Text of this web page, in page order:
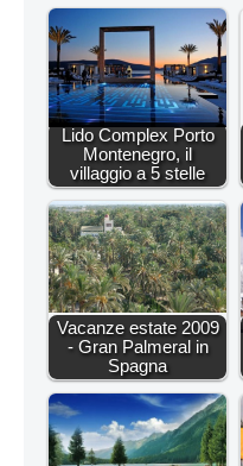
Lido Complex Porto
Montenegro, il
villaggio a 5 stelle
Vacanze estate 2009
- Gran Palmeral in
Spagna